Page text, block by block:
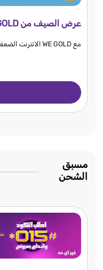
عرض الصيف من WE GOLD
مع WE GOLD الانترنت الضعف وسحب علي ملايين كاش
مسبق
الشحن